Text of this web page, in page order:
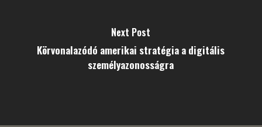
Next Post
Körvonalazódó amerikai stratégia a digitális
személyazonosságra